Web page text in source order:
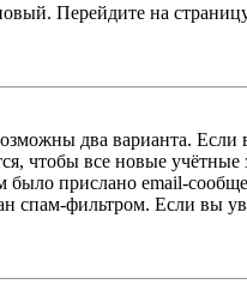
Перейдите на
два варианта.
чтобы все новые
было прислано email-
фильтром. Если вы